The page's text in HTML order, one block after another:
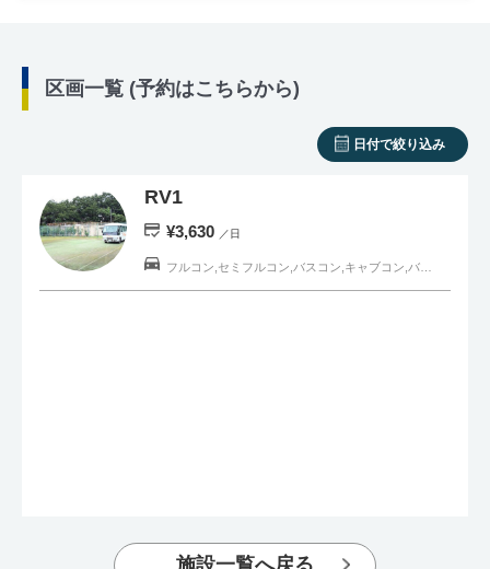
区画一覧 (予約はこちらから)
日付で絞り込み
RV1
¥3,630 ／日